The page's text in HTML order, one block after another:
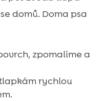
domů. Doma psa
zpomalíme a
rychlou